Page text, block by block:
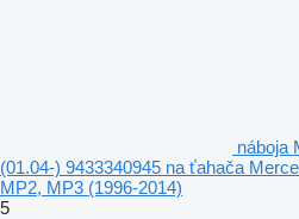
náboja
(01.04-) 9433340945 na ťahača
MP2, MP3 (1996-2014)
5